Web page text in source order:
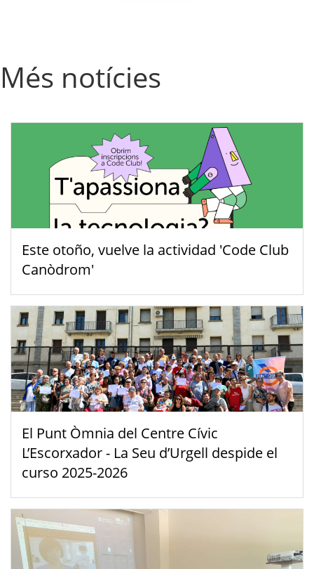
Més notícies
Este otoño, vuelve la actividad 'Code Club
Canòdrom'
El Punt Òmnia del Centre Cívic
L’Escorxador - La Seu d’Urgell despide el
curso 2025-2026